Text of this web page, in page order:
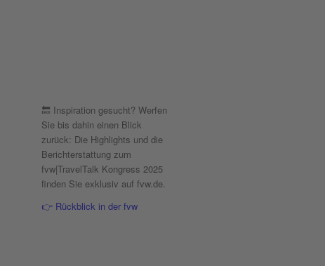
🔙 Inspiration gesucht? Werfen
Sie bis dahin einen Blick
zurück: Die Highlights und die
Berichterstattung zum
fvw|TravelTalk Kongress 2025
finden Sie exklusiv auf fvw.de.
👉 Rückblick in der fvw